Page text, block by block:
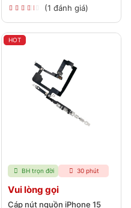
(1 đánh giá)
HOT
BH trọn đời 30 phút
Vui lòng gọi
Cáp nút nguồn iPhone 15